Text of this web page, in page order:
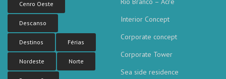
Cenro Oeste
Descanso
Destinos Férias
Nordeste Norte
Interior Concept
Corporate concept
Corporate Tower
Sea side residence
Nossa equipe de atendimento ao